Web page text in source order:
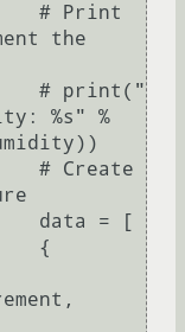
the
%s" %